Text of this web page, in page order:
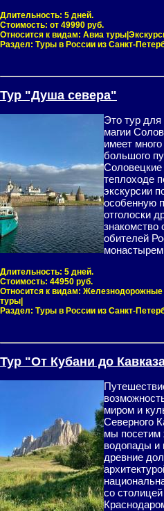
Длительность: 5 дней.
Стоимость: от 49990 руб.
Относится к видам: Авиа
Раздел: Туры в России из Санкт-
Тур "Душа севера"
Это тур для
магии
имеет
большого
Соловецкие
теплоходе
экскурсии
особенную
отголоски
знакомство
обителей
Длительность: 5 дней.
Стоимость: 44950 руб.
Относится к видам: Железнодорожные
туры|
Раздел: Туры в России из Санкт-
Тур "От Кубани до
миром и
Северного
мы посетим
водопады и
древние
со